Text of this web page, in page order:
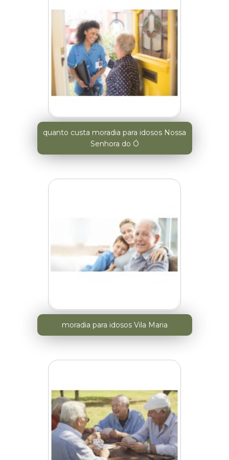
quanto custa moradia para idosos Nossa
Senhora do Ó
moradia para idosos Vila Maria